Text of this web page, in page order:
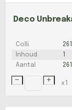
Deco
Colli
Inhoud
Aantal
x 1